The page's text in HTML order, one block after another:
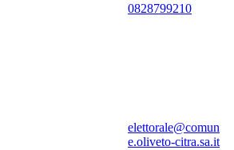
0828799210
elettorale@comun
e.oliveto-citra.sa.it